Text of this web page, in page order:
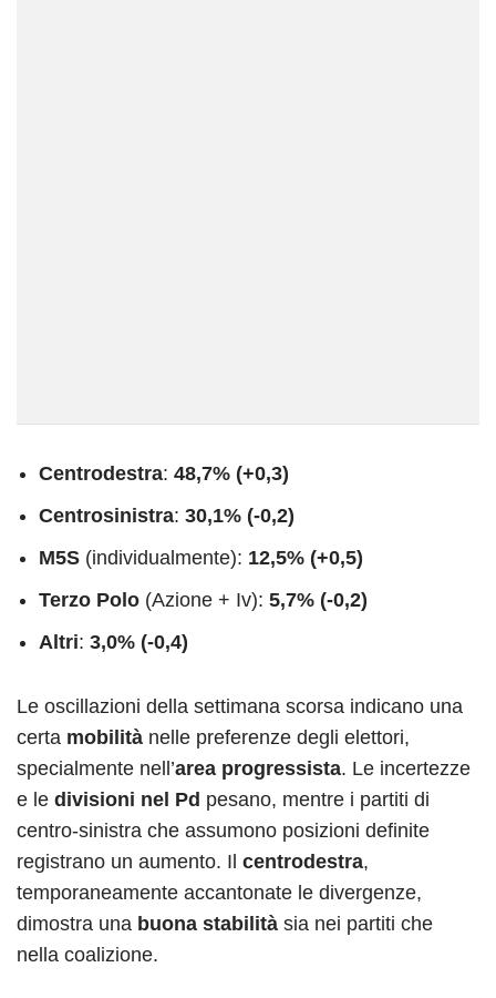
Centrodestra: 48,7% (+0,3)
Centrosinistra: 30,1% (-0,2)
M5S (individualmente): 12,5% (+0,5)
Terzo Polo (Azione + Iv): 5,7% (-0,2)
Altri: 3,0% (-0,4)
Le oscillazioni della settimana scorsa indicano una
certa mobilità nelle preferenze degli elettori,
specialmente nell’area progressista. Le incertezze
e le divisioni nel Pd pesano, mentre i partiti di
centro-sinistra che assumono posizioni definite
registrano un aumento. Il centrodestra,
temporaneamente accantonate le divergenze,
dimostra una buona stabilità sia nei partiti che
nella coalizione.